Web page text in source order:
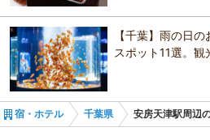
プ）
養老渓谷温泉 秘湯の宿
キャメルホテル＆グランピ
黒潮の宿 臨海荘
【千葉】雨の日
スポット11選。観
宿・ホテル 千葉県 安房天津駅周辺